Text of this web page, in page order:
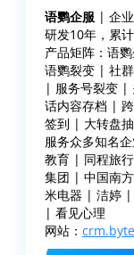
语鹦企服 | 企
研发10年，累
产品矩阵：语
语鹦裂变 | 社
| 服务号裂变 |
话内容存档 |
签到 | 大转盘
服务众多知名
教育 | 同程旅
集团 | 中国南
米电器 | 洁婷
| 看见心理
网站：